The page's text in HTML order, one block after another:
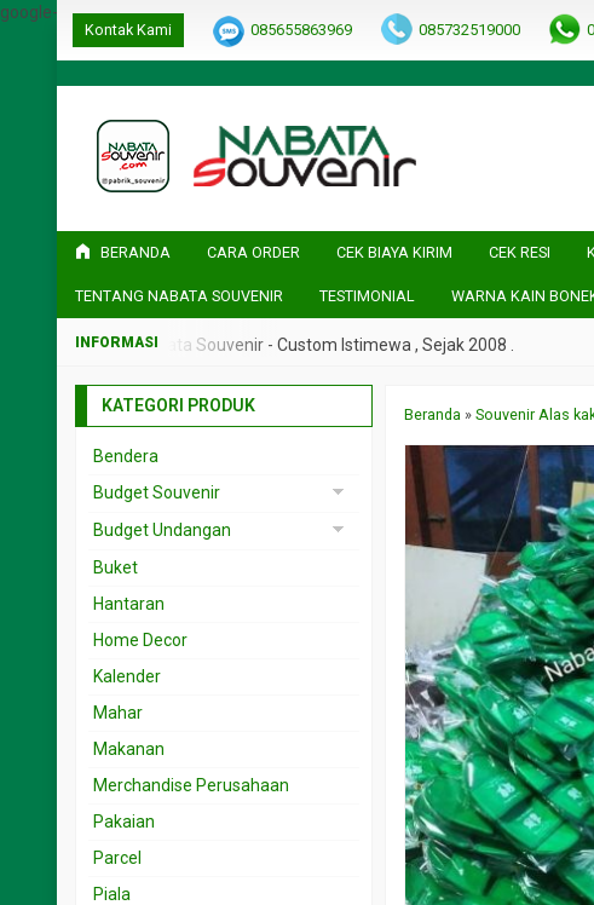
google-site-verification=ulGFAYaRwT3xFs4fCyDEYtZPCSlyYvbOPvhRRObUW-
Kontak Kami 085655863969 085732519000
BERANDA CARA ORDER CEK BIAYA KIRIM CEK RESI
TENTANG NABATA SOUVENIR TESTIMONIAL WARNA KAIN
Nabata Souvenir - Custom Istimewa , Sejak 2008 .
Beranda »Souvenir Alas
KATEGORI PRODUK
Bendera
Budget Souvenir
Souvenir < 5rb
Souvenir 15.001 < 25 rb
Souvenir 25.001 < 50 rb
Souvenir 5.001 < 15 rb
Souvenir 50.001 < 100 rb
Budget Undangan
Undangan 1rb – 2rb
Undangan 2.001- 3rb
Undangan 3.001 – 5rb
Undangan 5.001 – 10rb
Undangan 501-999
Buket
Hantaran
Home Decor
Kalender
Mahar
Makanan
Merchandise Perusahaan
Pakaian
Parcel
Piala